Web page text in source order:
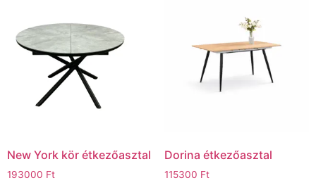
New York kör étkezőasztal
193000 Ft
Dorina étkezőasztal
115300 Ft